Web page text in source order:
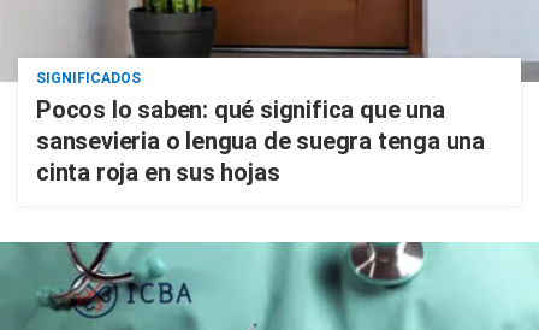
SIGNIFICADOS
Pocos lo saben: qué significa que una
sansevieria o lengua de suegra tenga una
cinta roja en sus hojas